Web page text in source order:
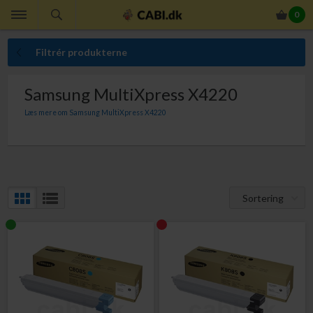
0
Filtrér produkterne
Samsung MultiXpress X4220
Læs mere om Samsung MultiXpress X4220
Sortering